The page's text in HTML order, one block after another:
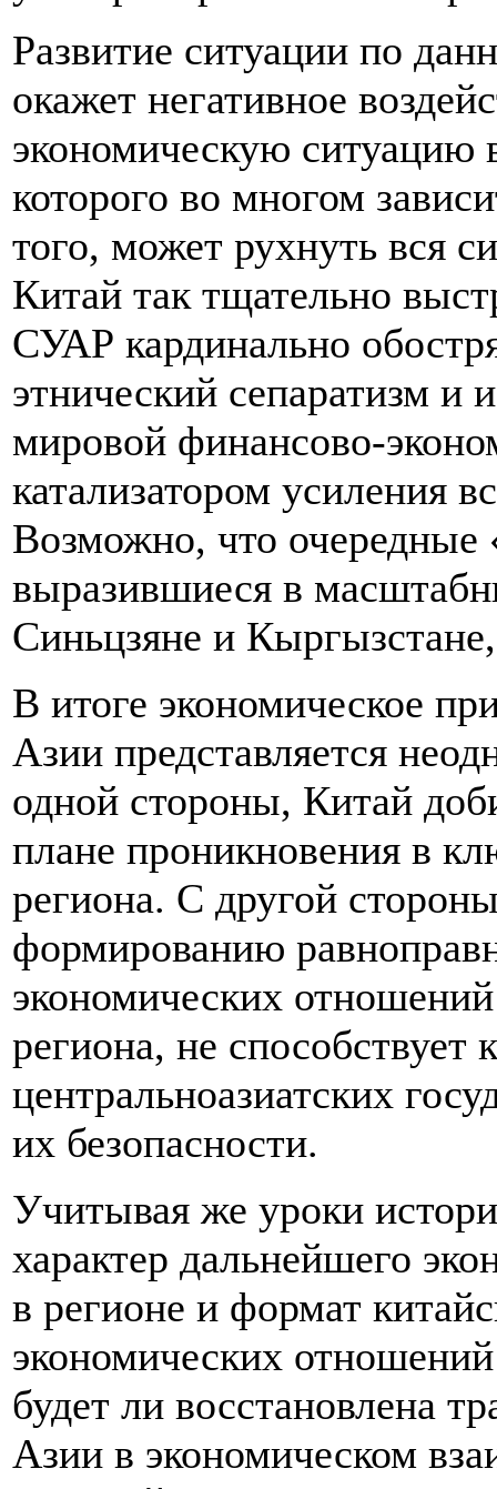
Развитие ситуации по
окажет негативное
экономическую ситуацию
которого во многом
того, может рухнуть вся
Китай так тщательно
СУАР кардинально
этнический сепаратизм и
мировой финансово-
катализатором усиления
Возможно, что очередные
выразившиеся в
Синьцзяне и
В итоге экономическое
Азии представляется
одной стороны, Китай
плане проникновения в
региона. С другой
формированию
экономических
региона, не
центральноазиатских
их безопасности.
Учитывая же уроки
характер дальнейшего
в регионе и формат
экономических
будет ли восстановлена
Азии в экономическом